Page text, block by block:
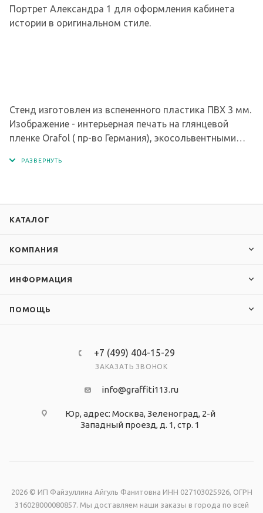
Портрет Александра 1 для оформления кабинета
истории в оригинальном стиле.
Стенд изготовлен из вспененного пластика ПВХ 3 мм.
Изображение - интерьерная печать на глянцевой
пленке Orafol ( пр-во Германия), экосольвентными
КАТАЛОГ
КОМПАНИЯ
ИНФОРМАЦИЯ
ПОМОЩЬ
+7 (499) 404-15-29
ЗАКАЗАТЬ ЗВОНОК
info@graffiti113.ru
Юр, адрес: Москва, Зеленоград, 2-й
Западный проезд, д. 1, стр. 1
2026 © ИП Файзуллина Айгуль Фанитовна ИНН 027103025926, ОГРН
316028000080857. Мы доставляем наши заказы в города по всей